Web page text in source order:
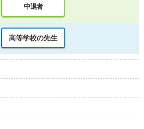
中退者
高等学校の先生